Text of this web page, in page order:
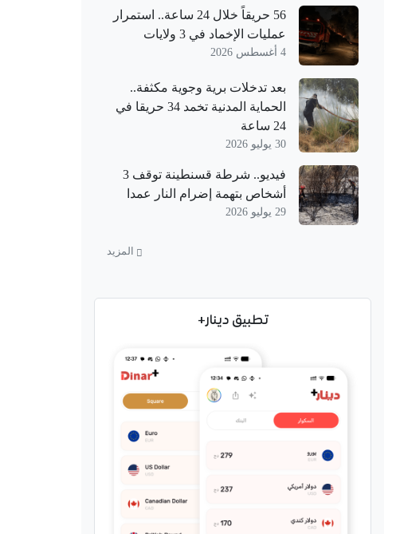
56 حريقاً خلال 24 ساعة.. استمرار
عمليات الإخماد في 3 ولايات
4 أغسطس 2026
بعد تدخلات برية وجوية مكثفة..
الحماية المدنية تخمد 34 حريقا في
24 ساعة
30 يوليو 2026
فيديو.. شرطة قسنطينة توقف 3
أشخاص بتهمة إضرام النار عمدا
29 يوليو 2026
المزيد
تطبيق دينار+